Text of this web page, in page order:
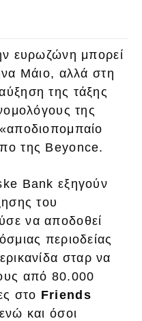
ευρωζώνη μπορεί
Μάιο, αλλά στη
της τάξης
της
της Beyonce.
Bank εξηγούν
του
να αποδοθεί
περιοδείας
σταρ να
από 80.000
στο Friends
και όσοι